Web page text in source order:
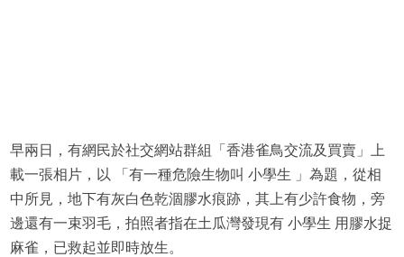
早兩日，有網民於社交網站群組「香港雀鳥交流及買賣」上
載一張相片，以 「有一種危險生物叫 小學生 」為題，從相
中所見，地下有灰白色乾涸膠水痕跡，其上有少許食物，旁
邊還有一束羽毛，拍照者指在土瓜灣發現有 小學生 用膠水捉
麻雀，已救起並即時放生。